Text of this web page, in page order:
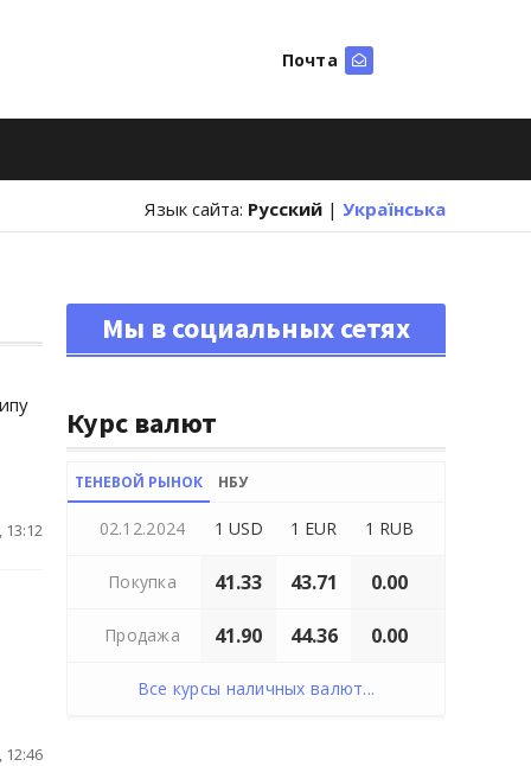
Почта
Язык сайта: Русский | Українська
13:12
12:46
Мы в социальных сетях
Курс валют
ТЕНЕВОЙ РЫНОК НБУ
02.12.2024 1 USD 1 EUR 1 RUB
Покупка 41.33 43.71 0.00
Продажа 41.90 44.36 0.00
Все курсы наличных валют...